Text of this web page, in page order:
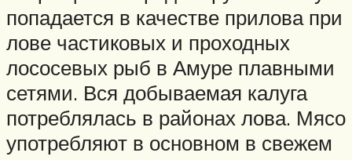
попадается в качестве прилова при
лове частиковых и проходных
лососевых рыб в Амуре плавными
сетями. Вся добываемая калуга
потреблялась в районах лова. Мясо
употребляют в основном в свежем